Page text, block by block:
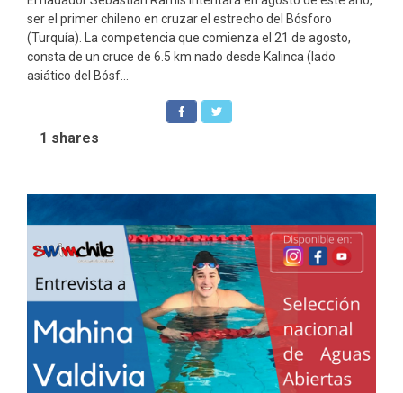
ser el primer chileno en cruzar el estrecho del Bósforo
(Turquía). La competencia que comienza el 21 de agosto,
consta de un cruce de 6.5 km nado desde Kalinca (lado
asiático del Bósf...
1 shares